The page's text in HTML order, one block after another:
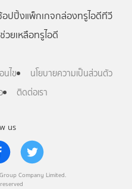
us
Company Limited.
อปปิ้งแพ็กเกจกล่องทรูไอดีทีวี
วยเหลือทรูไอดี
นไข
นโยบายความเป็นส่วนตัว
ติดต่อเรา